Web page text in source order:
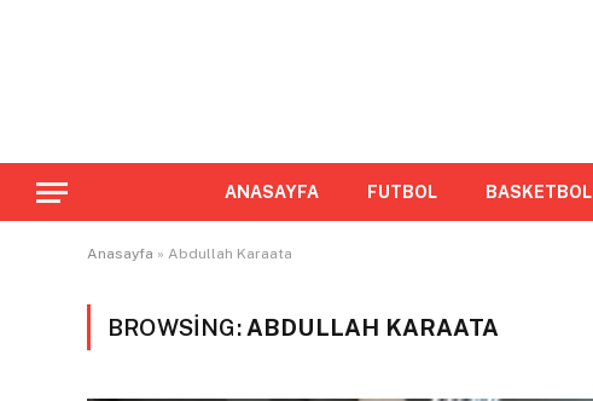
ANASAYFA FUTBOL BASKETBOL
Anasayfa » Abdullah Karaata
BROWSING: ABDULLAH KARAATA